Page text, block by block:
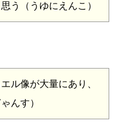
う（うゆにえんこ）
ル像が大量にあり、
んす）